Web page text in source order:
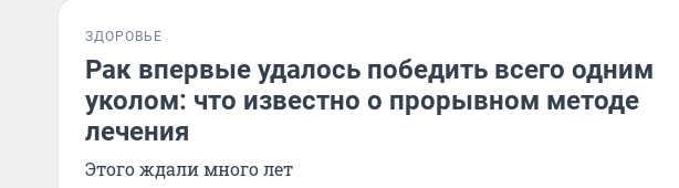
ЗДОРОВЬЕ
Рак впервые удалось победить всего одним
уколом: что известно о прорывном методе
лечения
Этого ждали много лет